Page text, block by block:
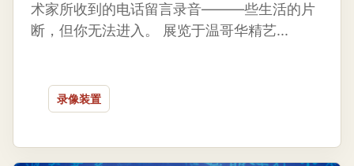
术家所收到的电话留言录音――—些生活的片
断，但你无法进入。 展览于温哥华精艺...
录像装置